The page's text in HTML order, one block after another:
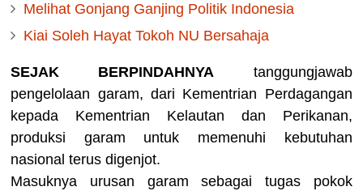
Melihat Gonjang Ganjing Politik Indonesia
Kiai Soleh Hayat Tokoh NU Bersahaja
SEJAK BERPINDAHNYA tanggungjawab
pengelolaan garam, dari Kementrian Perdagangan
kepada Kementrian Kelautan dan Perikanan,
produksi garam untuk memenuhi kebutuhan
nasional terus digenjot.
Masuknya urusan garam sebagai tugas pokok